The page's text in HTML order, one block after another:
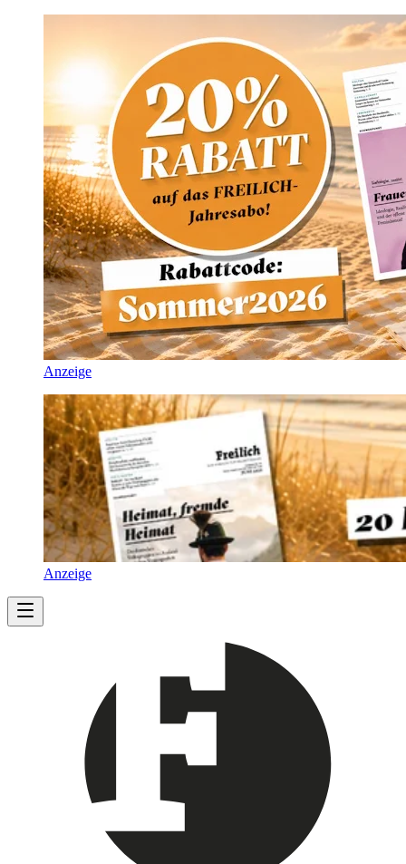
Anzeige
Anzeige